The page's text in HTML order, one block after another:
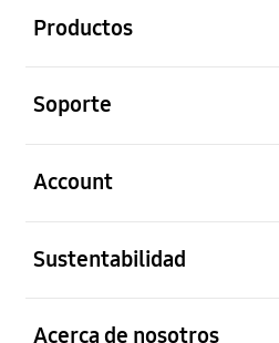
Productos
Soporte
Account
Sustentabilidad
Acerca de nosotros